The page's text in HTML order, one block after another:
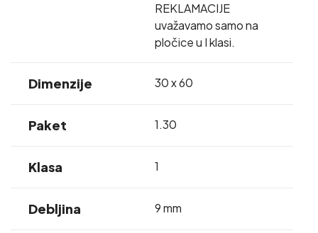
REKLAMACIJE
uvažavamo samo na
pločice u I klasi.
Dimenzije 30 x 60
Paket 1.30
Klasa 1
Debljina 9 mm